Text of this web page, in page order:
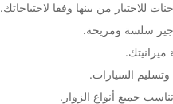
للاختيار من بينها وفقا لاحتياجاتك.
سلسة ومريحة.
السيارات.
جميع أنواع الزوار.